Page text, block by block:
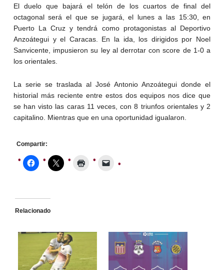
El duelo que bajará el telón de los cuartos de final del
octagonal será el que se jugará, el lunes a las 15:30, en
Puerto La Cruz y tendrá como protagonistas al Deportivo
Anzoátegui y el Caracas. En la ida, los dirigidos por Noel
Sanvicente, impusieron su ley al derrotar con score de 1-0 a
los orientales.
La serie se traslada al José Antonio Anzoátegui donde el
historial más reciente entre estos dos equipos nos dice que
se han visto las caras 11 veces, con 8 triunfos orientales y 2
capitalino. Mientras que en una oportunidad igualaron.
Compartir:
Relacionado